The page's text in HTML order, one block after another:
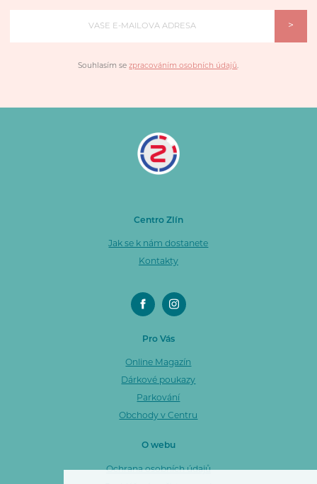
>
Souhlasím sezpracováním osobních údajů.
Centro Zlín
Jak se k nám dostanete
Kontakty
Pro Vás
Online Magazín
Dárkové poukazy
Parkování
Obchody v Centru
O webu
Ochrana osobních údajů